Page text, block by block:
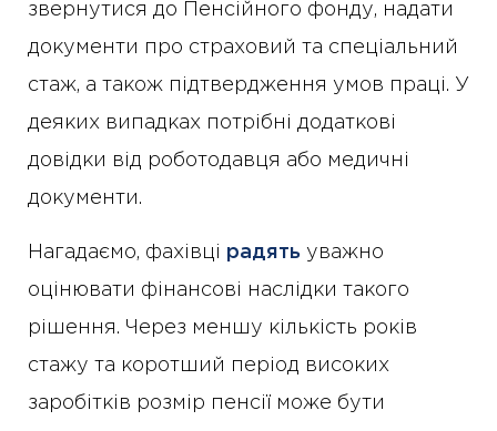
звернутися до Пенсійного фонду, надати
документи про страховий та спеціальний
стаж, а також підтвердження умов праці. У
деяких випадках потрібні додаткові
довідки від роботодавця або медичні
документи.
Нагадаємо, фахівці радять уважно
оцінювати фінансові наслідки такого
рішення. Через меншу кількість років
стажу та коротший період високих
заробітків розмір пенсії може бути